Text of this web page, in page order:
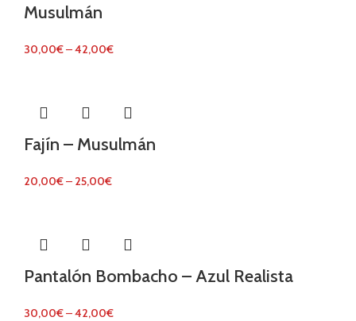
Musulmán
30,00€–42,00€
Fajín – Musulmán
20,00€– 25,00€
Pantalón Bombacho – Azul Realista
30,00€–42,00€